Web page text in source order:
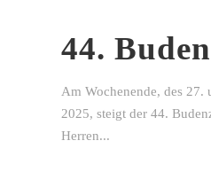
44.
Am Wochenende, des 27.
2025, steigt der 44.
Herren...